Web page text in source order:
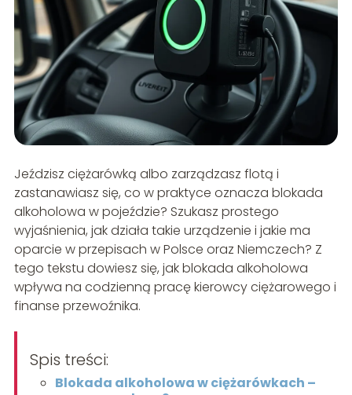
Jeździsz ciężarówką albo zarządzasz flotą i
zastanawiasz się, co w praktyce oznacza blokada
alkoholowa w pojeździe? Szukasz prostego
wyjaśnienia, jak działa takie urządzenie i jakie ma
oparcie w przepisach w Polsce oraz Niemczech? Z
tego tekstu dowiesz się, jak blokada alkoholowa
wpływa na codzienną pracę kierowcy ciężarowego i
finanse przewoźnika.
Spis treści:
Blokada alkoholowa w ciężarówkach –